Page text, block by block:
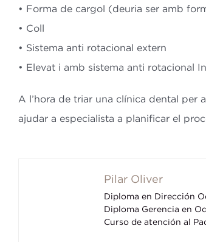
• Forma de cargol (deuria ser amb
• Coll
• Sistema anti rotacional extern
• Elevat i amb sistema anti rotacional
A l’hora de triar una clínica dental per
ajudar a especialista a planificar el
Pilar Oliver
Diploma en Dirección
Diploma Gerencia en
Curso de atención al